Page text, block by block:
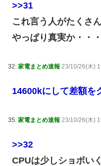
>>31
これ言う人がたくさ
やっぱり真実か・・・
32: 家電まとめ速報 23/10/26(木)
14600kにして差額を
35: 家電まとめ速報 23/10/26(木)
>>32
CPUは少しショボい